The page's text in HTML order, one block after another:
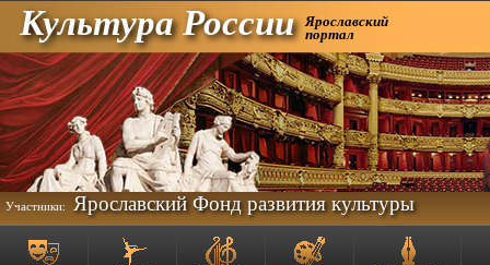
Культура России Ярославский
портал
Участники: Ярославский Фонд развития культуры